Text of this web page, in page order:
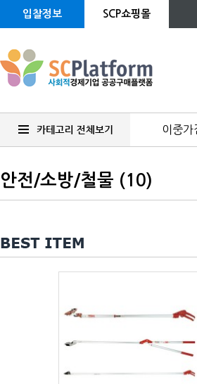
입찰정보 SCP쇼핑몰
이중가
안전/소방/철물 (10)